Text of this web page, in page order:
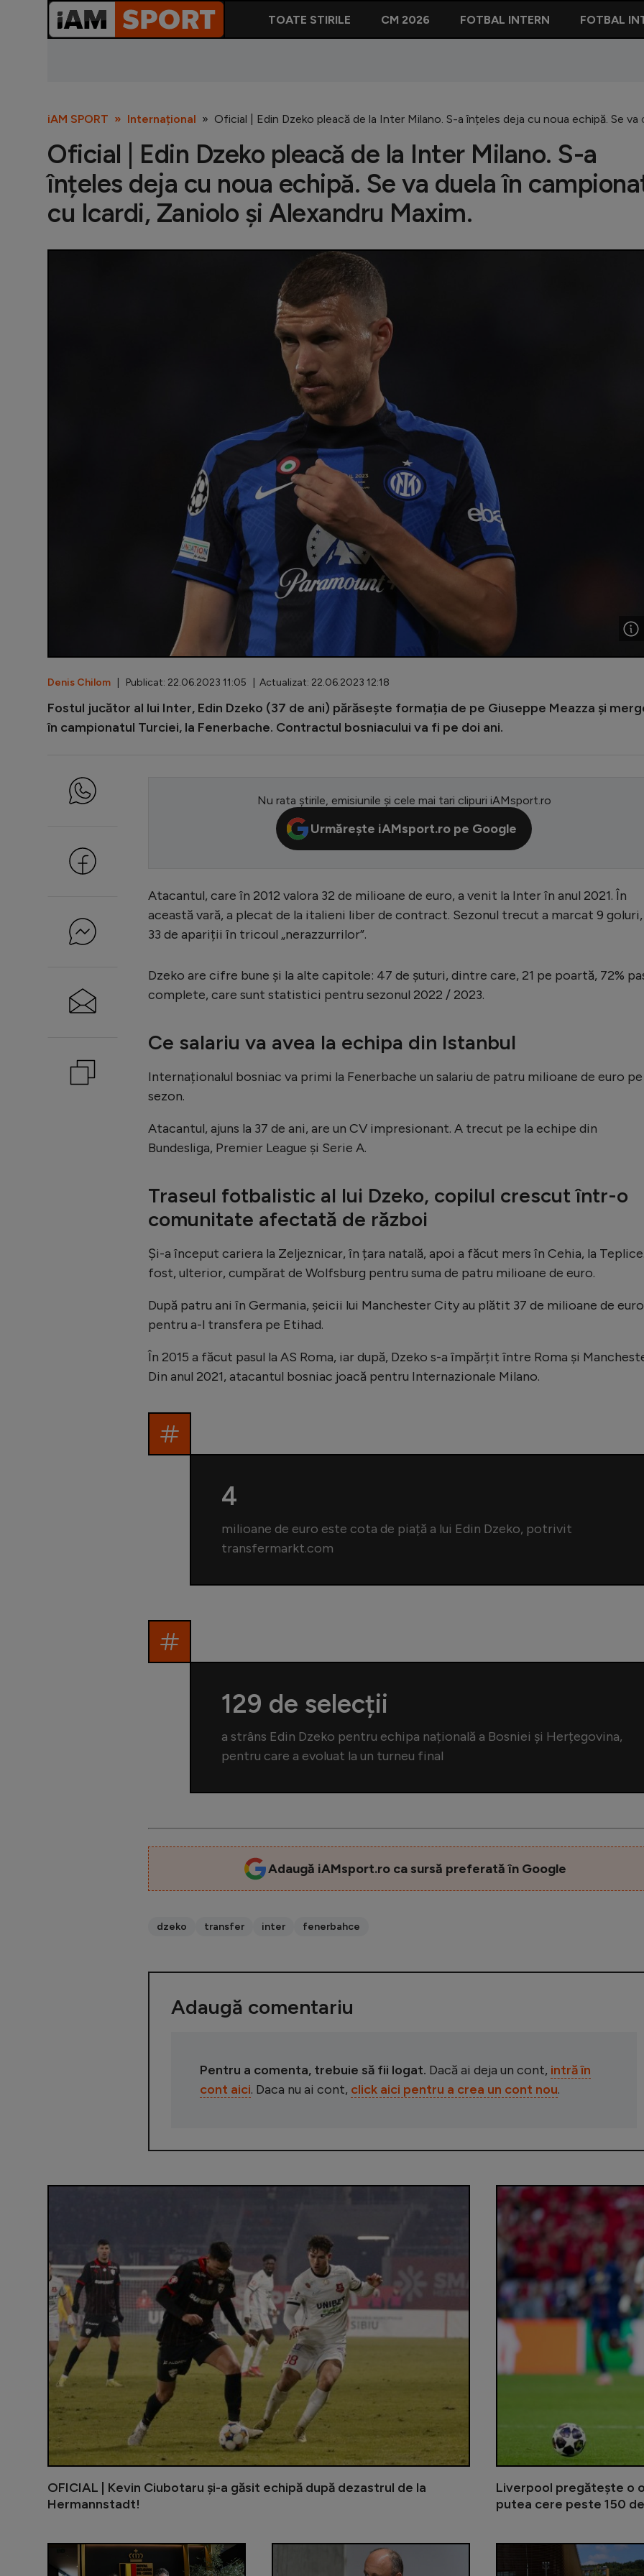
TOATE STIRILE CM 2026 FOTBAL INTERN FOTBAL
iAM SPORT Internațional Oficial | Edin Dzeko pleacă de la Inter Milano. S-a înțeles deja cu noua echipă. Se
Oficial | Edin Dzeko pleacă de la Inter Milano. S-a
înțeles deja cu noua echipă. Se va duela în
cu Icardi, Zaniolo și Alexandru Maxim.
Denis Chilom | Publicat: 22.06.2023 11:05 | Actualizat: 22.06.2023 12:18
Fostul jucător al lui Inter, Edin Dzeko (37 de ani) părăsește formația de pe Giuseppe Meazza și
în campionatul Turciei, la Fenerbache. Contractul bosniacului va fi pe doi ani.
Nu rata știrile, emisiunile și cele mai tari clipuri iAMsport.ro
Urmărește iAMsport.ro pe Google
Atacantul, care în 2012 valora 32 de milioane de euro, a venit la Inter în anul 2021. În
această vară, a plecat de la italieni liber de contract. Sezonul trecut a marcat 9
33 de apariții în tricoul „nerazzurrilor”.
Dzeko are cifre bune și la alte capitole: 47 de șuturi, dintre care, 21 pe poartă, 72%
complete, care sunt statistici pentru sezonul 2022 / 2023.
Ce salariu va avea la echipa din Istanbul
Internaționalul bosniac va primi la Fenerbache un salariu de patru milioane de euro pe
sezon.
Atacantul, ajuns la 37 de ani, are un CV impresionant. A trecut pe la echipe din
Bundesliga, Premier League și Serie A.
Traseul fotbalistic al lui Dzeko, copilul crescut într-o
comunitate afectată de război
Și-a început cariera la Zeljeznicar, în țara natală, apoi a făcut mers în Cehia, la
fost, ulterior, cumpărat de Wolfsburg pentru suma de patru milioane de euro.
După patru ani în Germania, șeicii lui Manchester City au plătit 37 de milioane de euro
pentru a-l transfera pe Etihad.
În 2015 a făcut pasul la AS Roma, iar după, Dzeko s-a împărțit între Roma și
Din anul 2021, atacantul bosniac joacă pentru Internazionale Milano.
4
milioane de euro este cota de piață a lui Edin Dzeko, potrivit
transfermarkt.com
129 de selecții
a strâns Edin Dzeko pentru echipa națională a Bosniei și Herțegovina,
pentru care a evoluat la un turneu final
Adaugă iAMsport.ro ca sursă preferată în Google
dzeko transfer inter fenerbahce
Adaugă comentariu
Pentru a comenta, trebuie să fii logat. Dacă ai deja un cont, intră în
cont aici. Daca nu ai cont, click aici pentru a crea un cont nou.
OFICIAL | Kevin Ciubotaru și-a găsit echipă după dezastrul de la
Hermannstadt!
Liverpool pregătește o
putea cere peste 150
Belgia și-a prezentat oficial noul